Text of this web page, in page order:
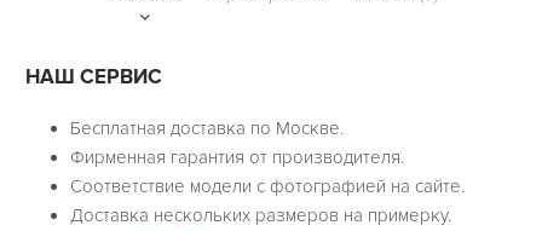
НАШ СЕРВИС
Бесплатная доставка по Москве.
Фирменная гарантия от производителя.
Соответствие модели с фотографией на сайте.
Доставка нескольких размеров на примерку.